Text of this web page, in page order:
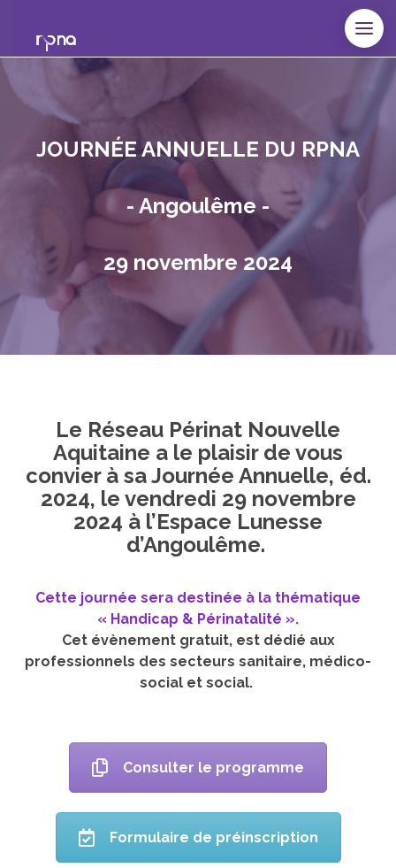
JOURNÉE ANNUELLE DU RPNA
- Angoulême -
29 novembre 2024
Le Réseau Périnat Nouvelle
Aquitaine a le plaisir de vous
convier à sa Journée Annuelle, éd.
2024, le vendredi 29 novembre
2024 à l’Espace Lunesse
d’Angoulême.
Cette journée sera destinée à la thématique
« Handicap & Périnatalité ».
Cet évènement gratuit, est dédié aux
professionnels des secteurs sanitaire, médico-
social et social.
Consulter le programme
Formulaire de préinscription